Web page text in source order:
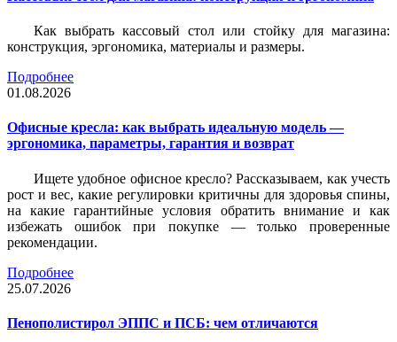
Как выбрать кассовый стол или стойку для магазина:
конструкция, эргономика, материалы и размеры.
Подробнее
01.08.2026
Офисные кресла: как выбрать идеальную модель —
эргономика, параметры, гарантия и возврат
Ищете удобное офисное кресло? Рассказываем, как учесть
рост и вес, какие регулировки критичны для здоровья спины,
на какие гарантийные условия обратить внимание и как
избежать ошибок при покупке — только проверенные
рекомендации.
Подробнее
25.07.2026
Пенополистирол ЭППС и ПСБ: чем отличаются